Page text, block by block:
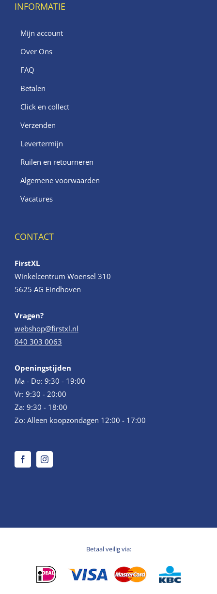
INFORMATIE
Mijn account
Over Ons
FAQ
Betalen
Click en collect
Verzenden
Levertermijn
Ruilen en retourneren
Algemene voorwaarden
Vacatures
CONTACT
FirstXL
Winkelcentrum Woensel 310
5625 AG Eindhoven
Vragen?
webshop@firstxl.nl
040 303 0063
Openingstijden
Ma - Do: 9:30 - 19:00
Vr: 9:30 - 20:00
Za: 9:30 - 18:00
Zo: Alleen koopzondagen 12:00 - 17:00
Betaal veilig via: